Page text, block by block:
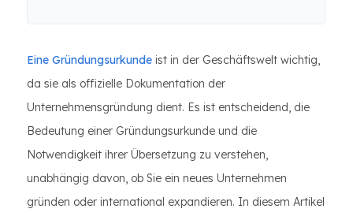
Eine Gründungsurkunde ist in der Geschäftswelt wichtig,
da sie als offizielle Dokumentation der
Unternehmensgründung dient. Es ist entscheidend, die
Bedeutung einer Gründungsurkunde und die
Notwendigkeit ihrer Übersetzung zu verstehen,
unabhängig davon, ob Sie ein neues Unternehmen
gründen oder international expandieren. In diesem Artikel